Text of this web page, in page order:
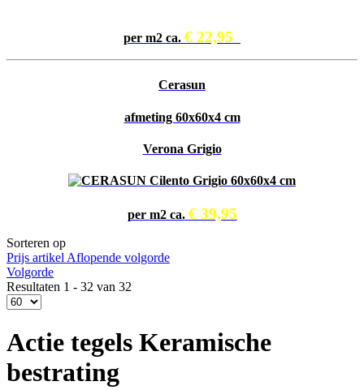
per m2 ca. € 22,95
Cerasun
afmeting 60x60x4 cm
Verona Grigio
per m2 ca. € 39,95
Sorteren op
Prijs artikel Aflopende volgorde
Volgorde
Resultaten 1 - 32 van 32
Actie tegels Keramische
bestrating